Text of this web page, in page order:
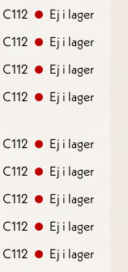
C112
Ej i lager
C112
Ej i lager
C112
Ej i lager
C112 Ej i lager
C112
Ej i lager
C112
Ej i lager
C112
Ej i lager
C112
Ej i lager
C112
Ej i lager